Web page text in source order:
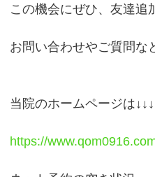
この機会にぜひ、友達追
お問い合わせやご質問な
当院のホームページは↓↓↓
https://